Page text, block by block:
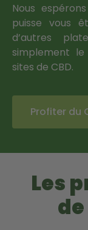
Nous
puisse vous
d’autres
simplement
sites de CBD.
Profiter du
Les